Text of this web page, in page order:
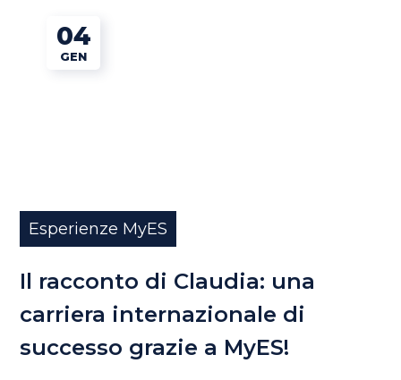
04
GEN
Esperienze MyES
Il racconto di Claudia: una
carriera internazionale di
successo grazie a MyES!